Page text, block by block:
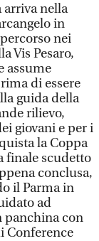
arriva nella
in
nei
Vis Pesaro,
assume
di essere
guida della
rilievo,
giovani e per i
la Coppa
finale scudetto
conclusa,
il Parma in
ad
panchina con
Conference